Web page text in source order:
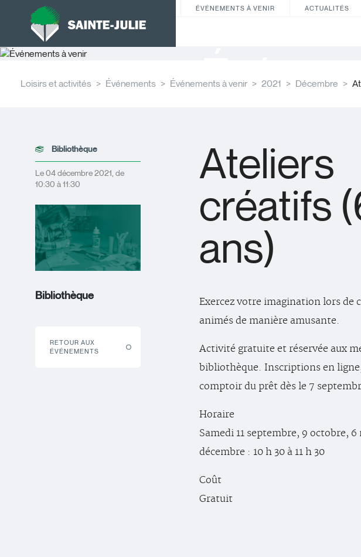
ÉVÉNEMENTS À VENIR ACTUALITÉS
Loisirs et activités Événements Événements à venir 2021 Décembre
Bibliothèque
Le 04 décembre 2021, de
10:30 à 11:30
Bibliothèque
RETOUR AUX
ÉVÉNEMENTS
Ateliers
créatifs
ans)
Exercez votre imagination lors de
animés de manière amusante.
Activité gratuite et réservée aux
bibliothèque. Inscriptions en
comptoir du prêt dès le 7
Horaire
Samedi 11 septembre, 9 octobre,
décembre : 10 h 30 à 11 h 30
Coût
Gratuit